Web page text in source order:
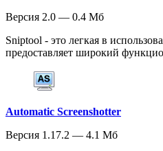
Версия 2.0 — 0.4 Мб
Sniptool - это легкая в
предоставляет широкий
Automatic Screenshotter
Версия 1.17.2 — 4.1 Мб